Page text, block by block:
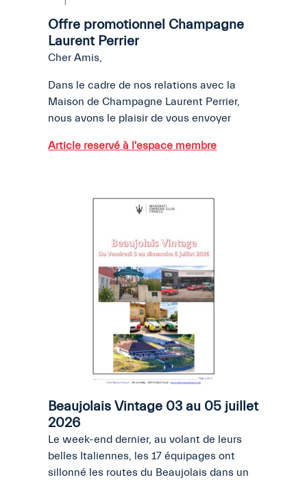
Offre promotionnel Champagne
Laurent Perrier
Cher Amis,
Dans le cadre de nos relations avec la
Maison de Champagne Laurent Perrier,
nous avons le plaisir de vous envoyer
Article reservé à l'espace membre
Beaujolais Vintage 03 au 05 juillet
2026
Le week-end dernier, au volant de leurs
belles Italiennes, les 17 équipages ont
sillonné les routes du Beaujolais dans un